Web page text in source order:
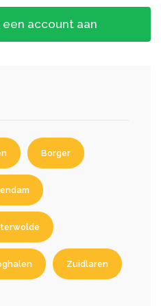
account aan
Borger
Zuidlaren